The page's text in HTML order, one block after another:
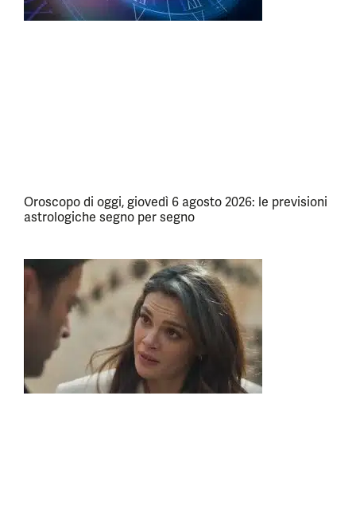
Oroscopo di oggi, giovedì 6 agosto 2026: le previsioni
astrologiche segno per segno